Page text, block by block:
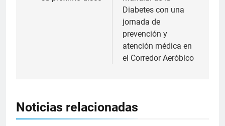
Diabetes con una
jornada de
prevención y
atención médica en
el Corredor Aeróbico
Noticias relacionadas